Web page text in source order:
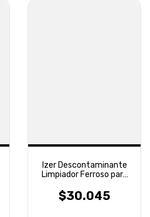
Izer Descontaminante
Limpiador Ferroso para
$30.045